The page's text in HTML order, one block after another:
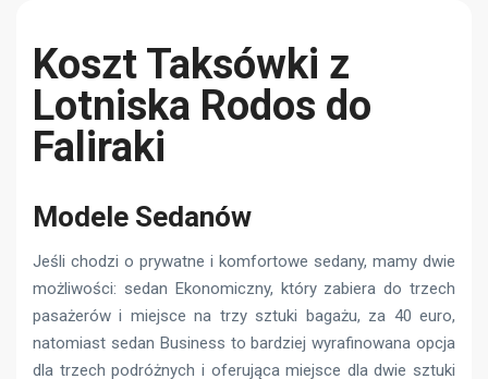
Koszt Taksówki z
Lotniska Rodos do
Faliraki
Modele Sedanów
Jeśli chodzi o prywatne i komfortowe sedany, mamy dwie
możliwości: sedan Ekonomiczny, który zabiera do trzech
pasażerów i miejsce na trzy sztuki bagażu, za 40 euro,
natomiast sedan Business to bardziej wyrafinowana opcja
dla trzech podróżnych i oferująca miejsce dla dwie sztuki